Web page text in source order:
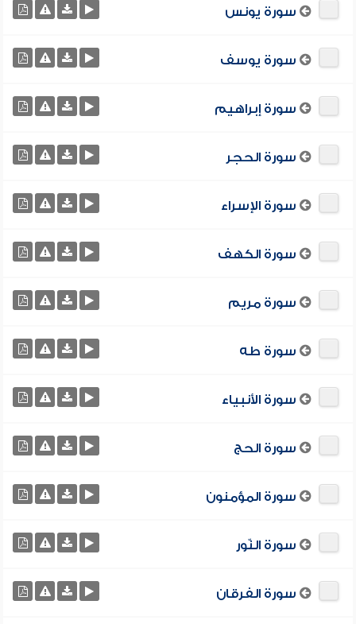
سورة يونس
سورة يوسف
سورة إبراهيم
سورة الحجر
سورة الإسراء
سورة الكهف
سورة مريم
سورة طه
سورة الأنبياء
سورة الحج
سورة المؤمنون
سورة النّور
سورة الفرقان